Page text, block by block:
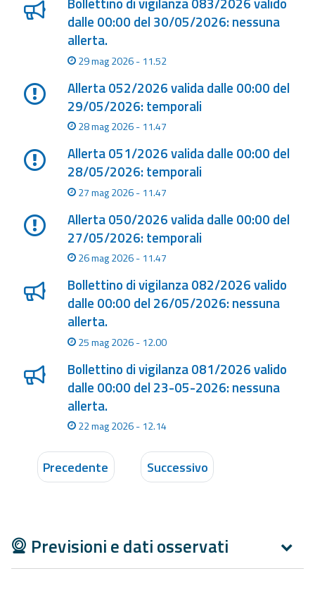
dalle 00:00 del 30/05/2026: nessuna
allerta.
29 mag 2026 - 11.52
Allerta 052/2026 valida dalle 00:00 del
29/05/2026: temporali
28 mag 2026 - 11.47
Allerta 051/2026 valida dalle 00:00 del
28/05/2026: temporali
27 mag 2026 - 11.47
Allerta 050/2026 valida dalle 00:00 del
27/05/2026: temporali
26 mag 2026 - 11.47
Bollettino di vigilanza 082/2026 valido
dalle 00:00 del 26/05/2026: nessuna
allerta.
25 mag 2026 - 12.00
Bollettino di vigilanza 081/2026 valido
dalle 00:00 del 23-05-2026: nessuna
allerta.
22 mag 2026 - 12.14
Precedente Successivo
Previsioni e dati osservati